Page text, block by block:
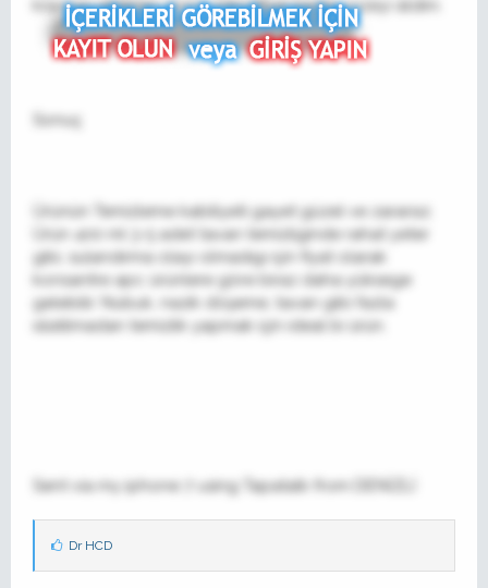
köpügü sıktıktan sonra mikrofiber bezle yüzeyi sildim.
Sonuç
Ürünün Temizleme kabiliyeti gayet güzel ve zararsız.
Ürün 400 ml 3-5 adet tavan temizliginde rahat yeter
gibi, sulandırma olayı olmadıgı için fiyat olarak
konsantre apc ürünlere göre biraz daha yüksege
gelebilir. Nubuk, nazik döşeme, tavan gibi fazla
ıslatılmadan temizlik yapmak için ideal bi ürün.
Sent via my iphone 7 using Tapatalk from DENİZLİ
B
Dr HCD